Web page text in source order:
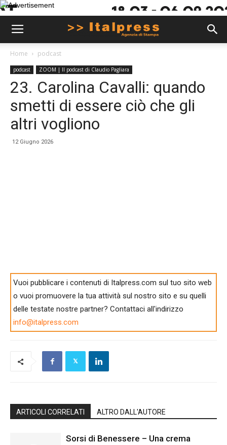
Home podcast
podcast ZOOM | Il podcast di Claudio Pagliara
23. Carolina Cavalli: quando
smetti di essere ciò che gli
altri vogliono
12 Giugno 2026
Vuoi pubblicare i contenuti di Italpress.com sul tuo sito web
o vuoi promuovere la tua attività sul nostro sito e su quelli
delle testate nostre partner? Contattaci all'indirizzo
info@italpress.com
ARTICOLI CORRELATI ALTRO DALL'AUTORE
Sorsi di Benessere – Una crema